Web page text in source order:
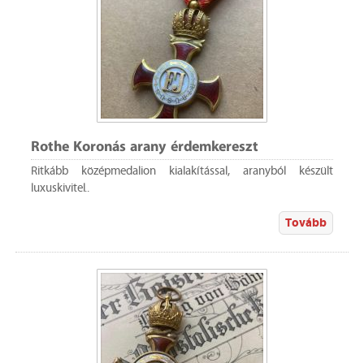
Rothe Koronás arany érdemkereszt
Ritkább középmedalion kialakítással, aranyból készült
luxuskivitel..
Tovább